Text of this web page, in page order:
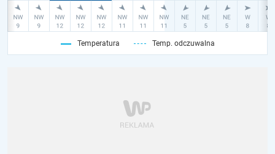
Temperatura Temp. odczuwalna